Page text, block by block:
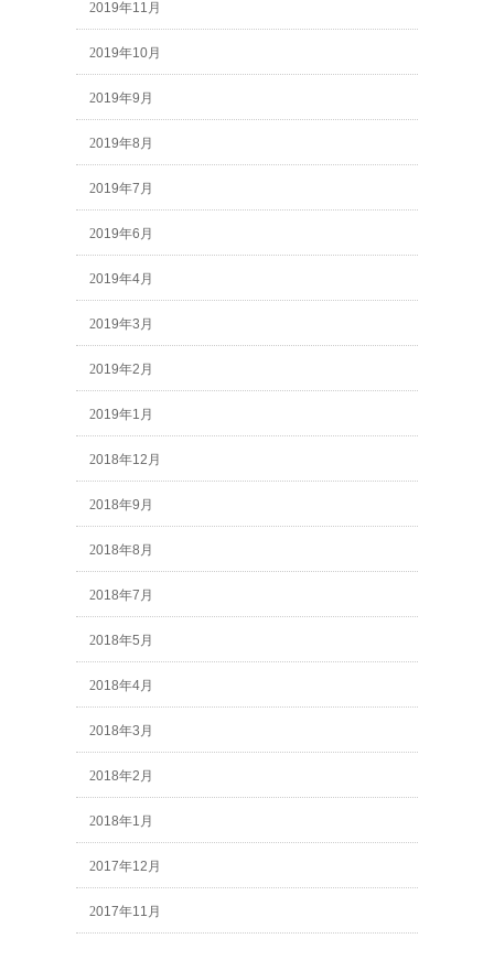
2019年11月
2019年10月
2019年9月
2019年8月
2019年7月
2019年6月
2019年4月
2019年3月
2019年2月
2019年1月
2018年12月
2018年9月
2018年8月
2018年7月
2018年5月
2018年4月
2018年3月
2018年2月
2018年1月
2017年12月
2017年11月